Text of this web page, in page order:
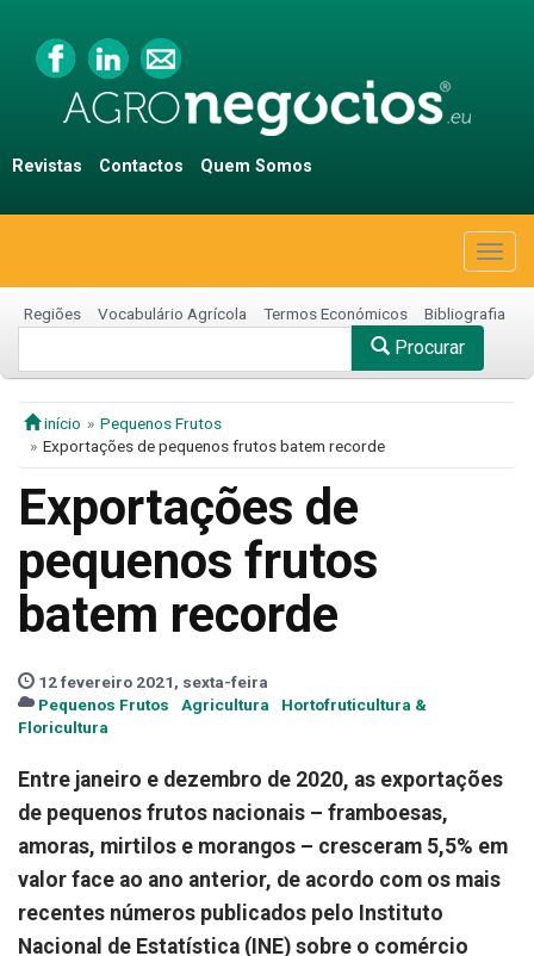
Revistas Contactos Quem Somos
Regiões Vocabulário Agrícola Termos Económicos Bibliografia
Procurar
início
Pequenos Frutos
Exportações de pequenos frutos batem recorde
Exportações de
pequenos frutos
batem recorde
12 fevereiro 2021, sexta-feira
Pequenos Frutos
Agricultura
Hortofruticultura &
Floricultura
Entre janeiro e dezembro de 2020, as exportações
de pequenos frutos nacionais – framboesas,
amoras, mirtilos e morangos – cresceram 5,5% em
valor face ao ano anterior, de acordo com os mais
recentes números publicados pelo Instituto
Nacional de Estatística (INE) sobre o comércio